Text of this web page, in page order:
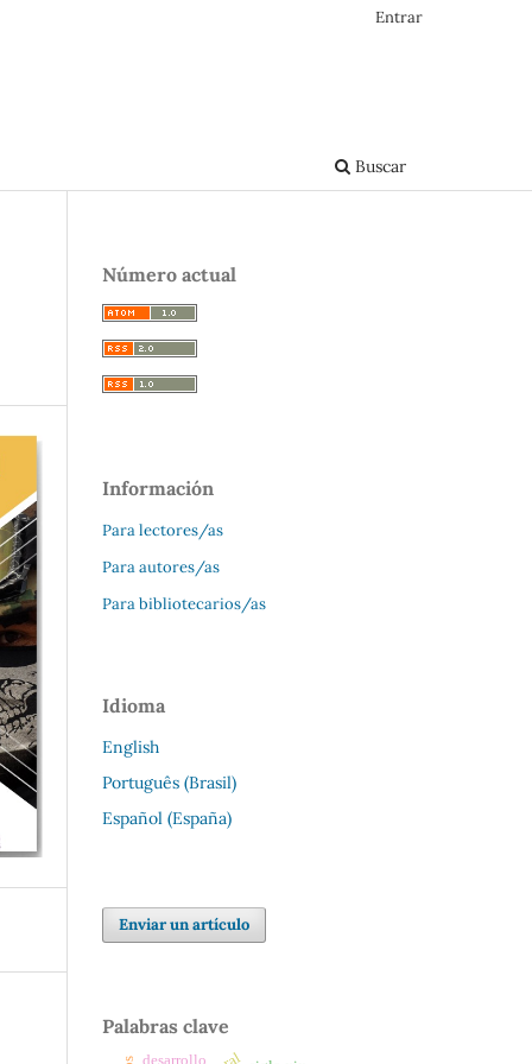
Buscar
Entrar
Número actual
Información
Para lectores/as
Para autores/as
Para bibliotecarios/as
Idioma
English
Português (Brasil)
Español (España)
Enviar un artículo
Palabras clave
desarrollo